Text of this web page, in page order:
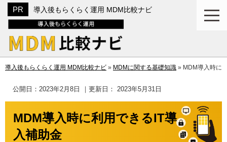
導入後もらくらく運用 MDM比較ナビ
導入後もらくらく運用 MDM比較ナビ » MDMに関する基礎知識 » MDM導入時に
公開日： 2023年2月8日 ｜更新日： 2023年5月31日
MDM導入時に利用できるIT導
入補助金